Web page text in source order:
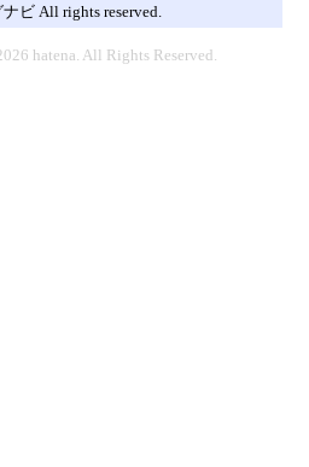
ビ All rights reserved.
hatena. All Rights Reserved.